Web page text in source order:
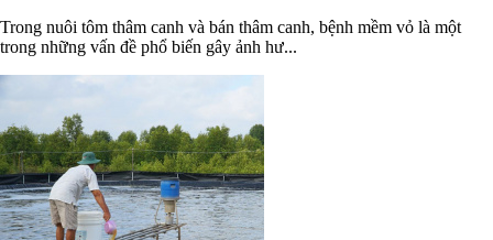
Trong nuôi tôm thâm canh và bán thâm canh, bệnh mềm vỏ là một
trong những vấn đề phổ biến gây ảnh hư...